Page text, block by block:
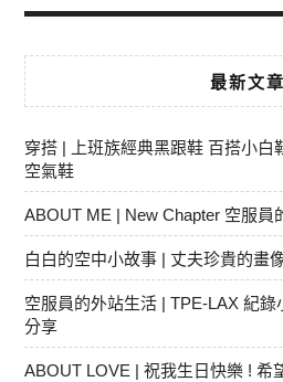
最新文章
穿搭 | 上班族經典黑跟鞋 百搭小白
空氣鞋
ABOUT ME | New Chapter 空服員
白白的空中小故事 | 丈夫珍貴的畫
空服員的外站生活 | TPE-LAX 紀
分享
ABOUT LOVE | 祝我生日快樂 ! 希